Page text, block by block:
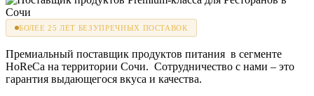
БОЛЕЕ 25 ЛЕТ БЕЗУПРЕЧНЫХ ПОСТАВОК
Премиальный поставщик продуктов питания в сегменте
HoReCa на территории Сочи. Сотрудничество с нами – это
гарантия выдающегося вкуса и качества.